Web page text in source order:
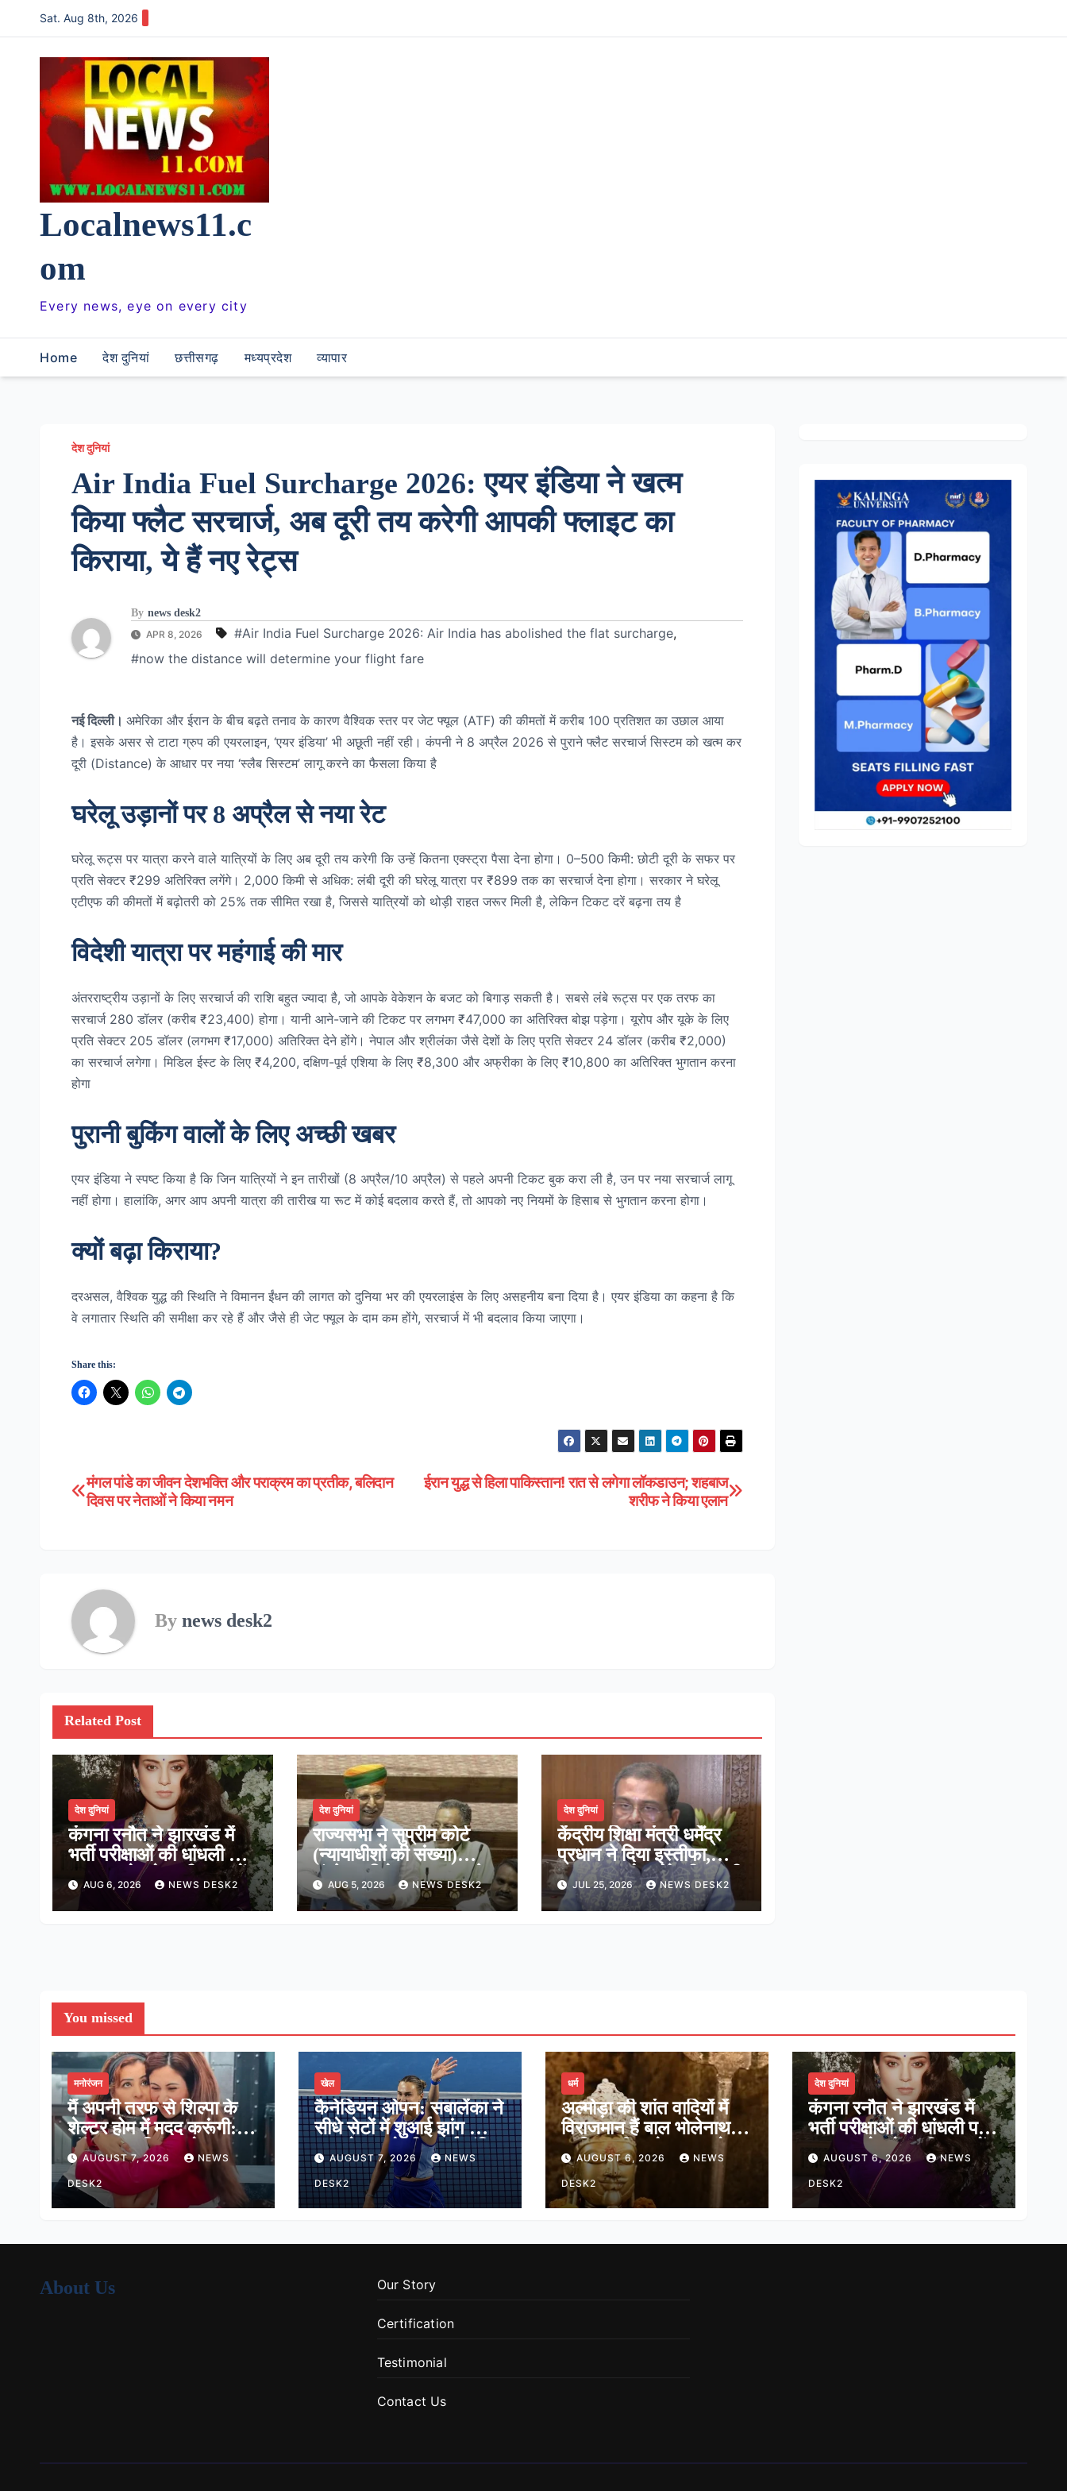
to
content
Sat. Aug 8th, 2026
Localnews11.c
om
Every news, eye on every city
Home देश दुनियां छत्तीसगढ़ मध्यप्रदेश व्यापार
देश दुनियां
Air India Fuel Surcharge 2026: एयर इंडिया ने खत्म
किया फ्लैट सरचार्ज, अब दूरी तय करेगी आपकी फ्लाइट का
किराया, ये हैं नए रेट्स
By news desk2
APR 8, 2026
#Air India Fuel Surcharge 2026: Air India has abolished the flat surcharge,
#now the distance will determine your flight fare
नई दिल्ली। अमेरिका और ईरान के बीच बढ़ते तनाव के कारण वैश्विक स्तर पर जेट फ्यूल (ATF) की कीमतों में करीब 100 प्रतिशत का उछाल आया
है। इसके असर से टाटा ग्रुप की एयरलाइन, ‘एयर इंडिया’ भी अछूती नहीं रही। कंपनी ने 8 अप्रैल 2026 से पुराने फ्लैट सरचार्ज सिस्टम को खत्म कर
दूरी (Distance) के आधार पर नया ‘स्लैब सिस्टम’ लागू करने का फैसला किया है
घरेलू उड़ानों पर 8 अप्रैल से नया रेट
घरेलू रूट्स पर यात्रा करने वाले यात्रियों के लिए अब दूरी तय करेगी कि उन्हें कितना एक्स्ट्रा पैसा देना होगा। 0–500 किमी: छोटी दूरी के सफर पर
प्रति सेक्टर ₹299 अतिरिक्त लगेंगे। 2,000 किमी से अधिक: लंबी दूरी की घरेलू यात्रा पर ₹899 तक का सरचार्ज देना होगा। सरकार ने घरेलू
एटीएफ की कीमतों में बढ़ोतरी को 25% तक सीमित रखा है, जिससे यात्रियों को थोड़ी राहत जरूर मिली है, लेकिन टिकट दरें बढ़ना तय है
विदेशी यात्रा पर महंगाई की मार
अंतरराष्ट्रीय उड़ानों के लिए सरचार्ज की राशि बहुत ज्यादा है, जो आपके वेकेशन के बजट को बिगाड़ सकती है। सबसे लंबे रूट्स पर एक तरफ का
सरचार्ज 280 डॉलर (करीब ₹23,400) होगा। यानी आने-जाने की टिकट पर लगभग ₹47,000 का अतिरिक्त बोझ पड़ेगा। यूरोप और यूके के लिए
प्रति सेक्टर 205 डॉलर (लगभग ₹17,000) अतिरिक्त देने होंगे। नेपाल और श्रीलंका जैसे देशों के लिए प्रति सेक्टर 24 डॉलर (करीब ₹2,000)
का सरचार्ज लगेगा। मिडिल ईस्ट के लिए ₹4,200, दक्षिण-पूर्व एशिया के लिए ₹8,300 और अफ्रीका के लिए ₹10,800 का अतिरिक्त भुगतान करना
होगा
पुरानी बुकिंग वालों के लिए अच्छी खबर
एयर इंडिया ने स्पष्ट किया है कि जिन यात्रियों ने इन तारीखों (8 अप्रैल/10 अप्रैल) से पहले अपनी टिकट बुक करा ली है, उन पर नया सरचार्ज लागू
नहीं होगा। हालांकि, अगर आप अपनी यात्रा की तारीख या रूट में कोई बदलाव करते हैं, तो आपको नए नियमों के हिसाब से भुगतान करना होगा।
क्यों बढ़ा किराया?
दरअसल, वैश्विक युद्ध की स्थिति ने विमानन ईंधन की लागत को दुनिया भर की एयरलाइंस के लिए असहनीय बना दिया है। एयर इंडिया का कहना है कि
वे लगातार स्थिति की समीक्षा कर रहे हैं और जैसे ही जेट फ्यूल के दाम कम होंगे, सरचार्ज में भी बदलाव किया जाएगा।
Share this:
Post
ईरान युद्ध से हिला पाकिस्तान! रात से लगेगा लॉकडाउन; शहबाज
शरीफ ने किया एलान
मंगल पांडे का जीवन देशभक्ति और पराक्रम का प्रतीक, बलिदान
दिवस पर नेताओं ने किया नमन
By news desk2
Related Post
देश दुनियां
कंगना रनौत ने झारखंड में
भर्ती परीक्षाओं की धांधली पर
कहा, हमारे ‘जेन-जी’ सच में
हर तरह की तकलीफ झेल रहे
हैं
AUG 6, 2026 NEWS DESK2
देश दुनियां
राज्यसभा ने सुप्रीम कोर्ट
(न्यायाधीशों की संख्या)
संशोधन विधेयक 2026 को
दी मंजूरी, शीर्ष अदालत में अब
न्यायधीशों की संख्या होगी 38
AUG 5, 2026 NEWS DESK2
देश दुनियां
केंद्रीय शिक्षा मंत्री धर्मेंद्र
प्रधान ने दिया इस्तीफा,
कहा-राष्ट्रसेवा मेरे जीवन की
सर्वोच्च प्राथमिकता
JUL 25, 2026 NEWS DESK2
You missed
मनोरंजन
मैं अपनी तरफ से शिल्पा के
शेल्टर होम में मदद करूंगी:
लॉकअप-2 विनर श्रेया
कालरा
AUGUST 7, 2026 NEWS
DESK2
खेल
कैनेडियन ओपन: सबालेंका ने
सीधे सेटों में शुआई झांग को दी
मात, पेगुला ने भी बनाई अंतिम
16 में जगह
AUGUST 7, 2026 NEWS
DESK2
धर्म
अल्मोड़ा की शांत वादियों में
विराजमान हैं बाल भोलेनाथ,
जानिए श्री जागेश्वर महादेव
मंदिर का पौराणिक इतिहास
AUGUST 6, 2026 NEWS
DESK2
देश दुनियां
कंगना रनौत ने झारखंड में
भर्ती परीक्षाओं की धांधली पर
कहा, हमारे ‘जेन-जी’ सच में
हर तरह की तकलीफ झेल रहे
हैं
AUGUST 6, 2026 NEWS
DESK2
About Us Our Story
Certification
Testimonial
Contact Us